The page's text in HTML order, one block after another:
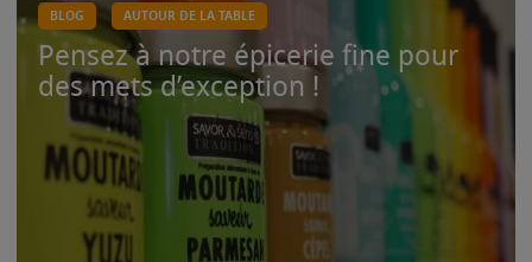
BLOG AUTOUR DE LA TABLE
Pensez à notre épicerie fine pour
des mets d’exception !